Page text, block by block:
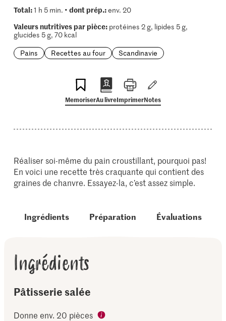
Total:1 h 5 min. • dont prép.:env. 20
Valeurs nutritives par pièce:protéines 2 g, lipides 5 g,
glucides 5 g, 70 kcal
Pains
Recettes au four Scandinavie
MemoriserAu livreImprimerNotes
Réaliser soi-même du pain croustillant, pourquoi pas!
En voici une recette très craquante qui contient des
graines de chanvre. Essayez-la, c’est assez simple.
Ingrédients Préparation Évaluations
Ingrédients
Pâtisserie salée
Donne env. 20 pièces